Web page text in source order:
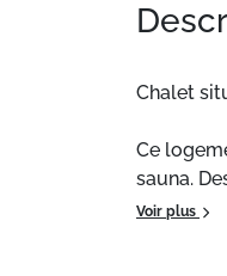
Chalet
Ce
sauna.
Voir plus